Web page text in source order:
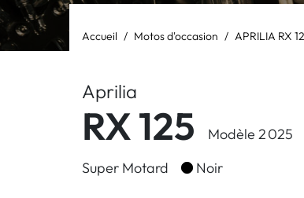
Accueil Motos d'occasion APRILIA RX
Aprilia
RX 125
Modèle 2 025
Super Motard
Noir